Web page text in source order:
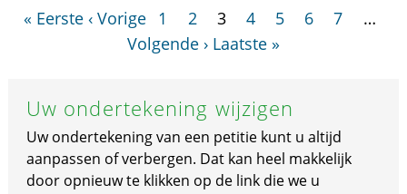
« Eerste ‹ Vorige 1 2 3 4 5 6 7
…
Volgende › Laatste »
Uw ondertekening wijzigen
Uw ondertekening van een petitie kunt u altijd
aanpassen of verbergen. Dat kan heel makkelijk
door opnieuw te klikken op de link die we u